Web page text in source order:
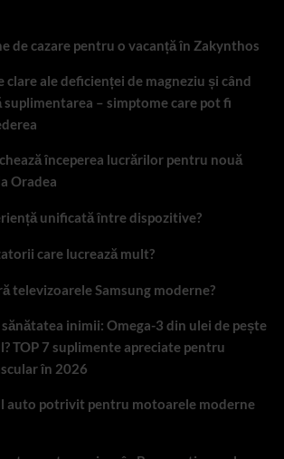
de cazare pentru o vacanță în Zakynthos
clare ale deficienței de magneziu și când
– simptome care pot fi
începerea lucrărilor pentru nouă
Oradea
unificată între dispozitive?
care lucrează mult?
televizoarele Samsung moderne?
inimii: Omega-3 din ulei de pește
TOP 7 suplimente apreciate pentru
în 2026
auto potrivit pentru motoarele moderne